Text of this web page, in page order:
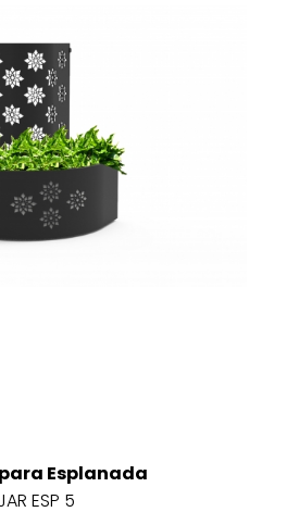
Esplanada
ESP 5